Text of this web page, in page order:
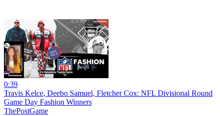
0:39
Travis Kelce, Deebo Samuel, Fletcher Cox: NFL Divisional Round
Game Day Fashion Winners
ThePostGame